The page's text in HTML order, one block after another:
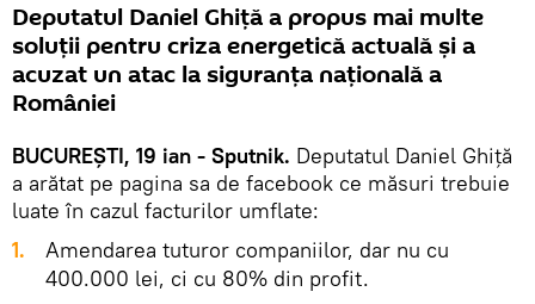
Deputatul Daniel Ghiță a propus mai multe
soluții pentru criza energetică actuală și a
acuzat un atac la siguranța națională a
României
BUCUREȘTI, 19 ian - Sputnik. Deputatul Daniel Ghiță
a arătat pe pagina sa de facebook ce măsuri trebuie
luate în cazul facturilor umflate:
1.
Amendarea tuturor companiilor, dar nu cu
400.000 lei, ci cu 80% din profit.